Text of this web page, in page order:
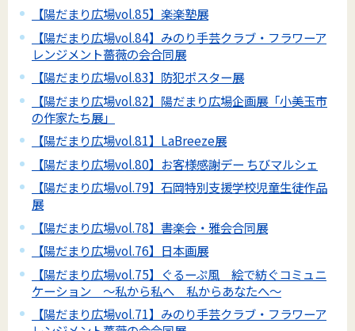
【陽だまり広場vol.85】楽楽塾展
【陽だまり広場vol.84】みのり手芸クラブ・フラワーア
レンジメント薔薇の会合同展
【陽だまり広場vol.83】防犯ポスター展
【陽だまり広場vol.82】陽だまり広場企画展「小美玉市
の作家たち展」
【陽だまり広場vol.81】LaBreeze展
【陽だまり広場vol.80】お客様感謝デー ちびマルシェ
【陽だまり広場vol.79】石岡特別支援学校児童生徒作品
展
【陽だまり広場vol.78】書楽会・雅会合同展
【陽だまり広場vol.76】日本画展
【陽だまり広場vol.75】ぐるーぷ風 絵で紡ぐコミュニ
ケーション ～私から私へ 私からあなたへ～
【陽だまり広場vol.71】みのり手芸クラブ・フラワーア